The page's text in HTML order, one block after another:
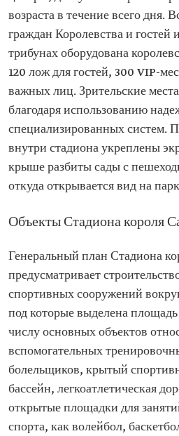
возраста в течение всего дня.
граждан Королевства и гостей
трибунах оборудована
120 лож для гостей, 300 VIP-
важных лиц. Зрительские
благодаря использованию
специализированных систем.
внутри стадиона укреплены
крыше разбиты сады с
откуда открывается вид на
Объекты Стадиона короля
Генеральный план Стадиона
предусматривает
спортивных сооружений
под которые выделена
числу основных объектов
вспомогательных
болельщиков, крытый
бассейн, легкоатлетическая
открытые площадки для
спорта, как волейбол,